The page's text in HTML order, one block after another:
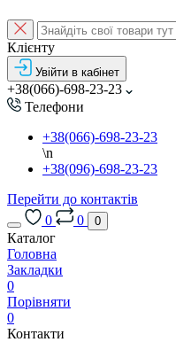
Клієнту
Увійти в кабінет
+38(066)-698-23-23
Телефони
+38(066)-698-23-23
\n
+38(096)-698-23-23
Перейти до контактів
0
0 0
Каталог
Головна
Закладки
0
Порівняти
0
Контакти